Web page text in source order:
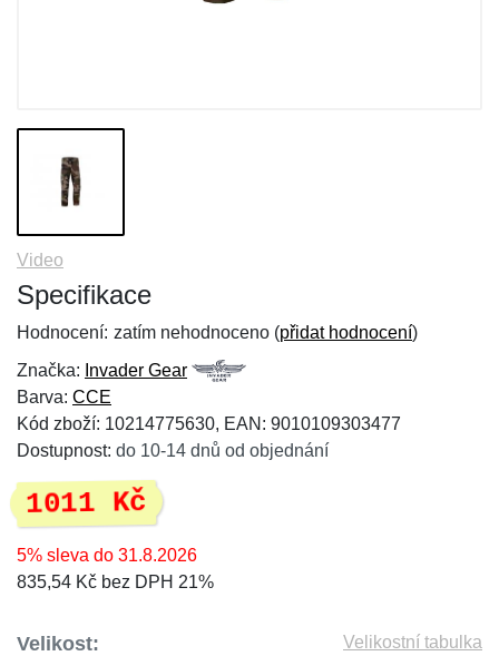
Video
Specifikace
Hodnocení: zatím nehodnoceno (přidat hodnocení)
Značka: Invader Gear
Barva: CCE
Kód zboží: 10214775630, EAN: 9010109303477
Dostupnost: do 10-14 dnů od objednání
1011 Kč
5% sleva do 31.8.2026
835,54 Kč bez DPH 21%
Velikost: Velikostní tabulka